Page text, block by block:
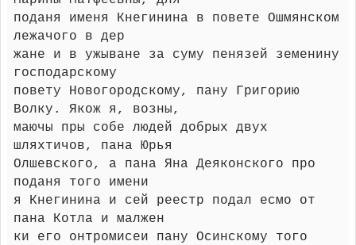
поданя именя Кнегинина в повете Ошмянском
лежачого в дер
жане и в ужыване за суму пенязей земенину
господарскому
повету Новогородскому, пану Григорию
Волку. Якож я, возны,
маючы пры собе людей добрых двух
шляхтичов, пана Юрья
Олшевского, а пана Яна Деяконского про
поданя того имени
я Кнегинина и сей реестр подал есмо от
пана Котла и малжен
ки его онтромисеи пану Осинскому того